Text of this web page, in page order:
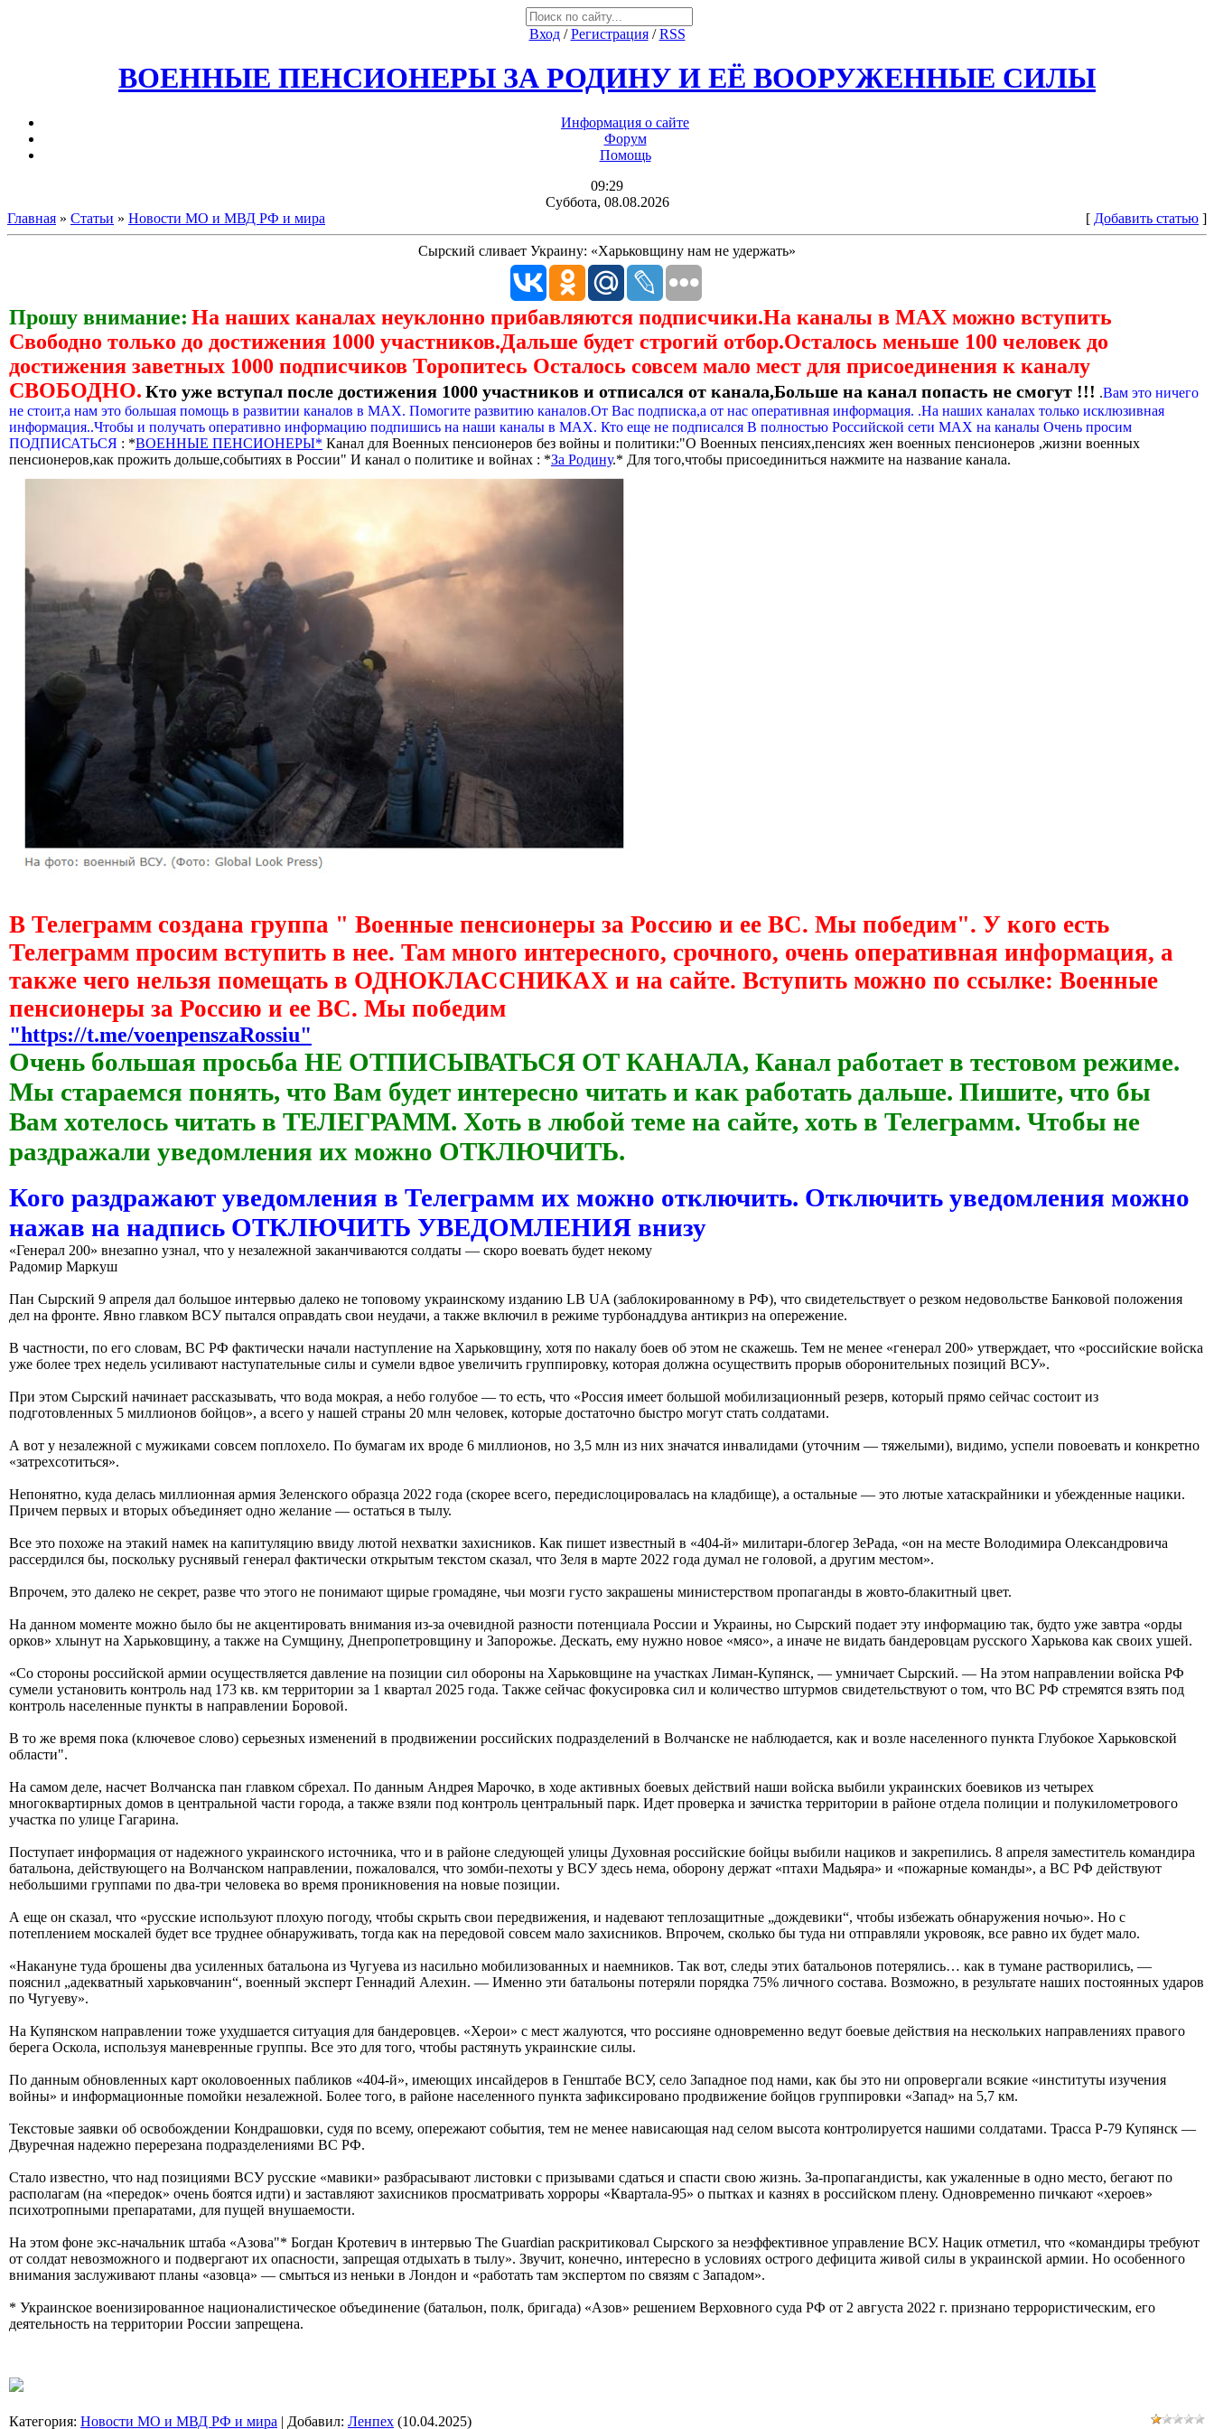
Вход/Регистрация/RSS
ВОЕННЫЕ ПЕНСИОНЕРЫ ЗА РОДИНУ И ЕЁ ВООРУЖЕННЫЕ СИЛЫ
Информация о сайте
Форум
Помощь
09:29
Суббота, 08.08.2026
Главная » Статьи » Новости МО и МВД РФ и мира [ Добавить статью ]
Сырский сливает Украину: «Харьковщину нам не удержать»
Прошу внимание: На наших каналах неуклонно прибавляются подписчики.На каналы в МАХ можно вступить
Свободно только до достижения 1000 участников.Дальше будет строгий отбор.Осталось меньше 100 человек до
достижения заветных 1000 подписчиков Торопитесь Осталось совсем мало мест для присоединения к каналу
СВОБОДНО. Кто уже вступал после достижения 1000 участников и отписался от канала,Больше на канал попасть не смогут !!! .Вам это ничего
не стоит,а нам это большая помощь в развитии каналов в МАХ. Помогите развитию каналов.От Вас подписка,а от нас оперативная информация. .На наших каналах только исклюзивная
информация..Чтобы и получать оперативно информацию подпишись на наши каналы в МАХ. Кто еще не подписался В полностью Российской сети МАХ на каналы Очень просим
ПОДПИСАТЬСЯ : *ВОЕННЫЕ ПЕНСИОНЕРЫ* Канал для Военных пенсионеров без войны и политики:"О Военных пенсиях,пенсиях жен военных пенсионеров ,жизни военных
пенсионеров,как прожить дольше,событиях в России" И канал о политике и войнах : *За Родину.* Для того,чтобы присоединиться нажмите на название канала.
В Телеграмм создана группа " Военные пенсионеры за Россию и ее ВС. Мы победим". У кого есть
Телеграмм просим вступить в нее. Там много интересного, срочного, очень оперативная информация, а
также чего нельзя помещать в ОДНОКЛАССНИКАХ и на сайте. Вступить можно по ссылке: Военные
пенсионеры за Россию и ее ВС. Мы победим
"https://t.me/voenpenszaRossiu"
Очень большая просьба НЕ ОТПИСЫВАТЬСЯ ОТ КАНАЛА, Канал работает в тестовом режиме.
Мы стараемся понять, что Вам будет интересно читать и как работать дальше. Пишите, что бы
Вам хотелось читать в ТЕЛЕГРАММ. Хоть в любой теме на сайте, хоть в Телеграмм. Чтобы не
раздражали уведомления их можно ОТКЛЮЧИТЬ.
Кого раздражают уведомления в Телеграмм их можно отключить. Отключить уведомления можно
нажав на надпись ОТКЛЮЧИТЬ УВЕДОМЛЕНИЯ внизу
«Генерал 200» внезапно узнал, что у незалежной заканчиваются солдаты — скоро воевать будет некому
Радомир Маркуш
Пан Сырский 9 апреля дал большое интервью далеко не топовому украинскому изданию LB UA (заблокированному в РФ), что свидетельствует о резком недовольстве Банковой положения
дел на фронте. Явно главком ВСУ пытался оправдать свои неудачи, а также включил в режиме турбонаддува антикриз на опережение.
В частности, по его словам, ВС РФ фактически начали наступление на Харьковщину, хотя по накалу боев об этом не скажешь. Тем не менее «генерал 200» утверждает, что «российские войска
уже более трех недель усиливают наступательные силы и сумели вдвое увеличить группировку, которая должна осуществить прорыв оборонительных позиций ВСУ».
При этом Сырский начинает рассказывать, что вода мокрая, а небо голубое — то есть, что «Россия имеет большой мобилизационный резерв, который прямо сейчас состоит из
подготовленных 5 миллионов бойцов», а всего у нашей страны 20 млн человек, которые достаточно быстро могут стать солдатами.
А вот у незалежной с мужиками совсем поплохело. По бумагам их вроде 6 миллионов, но 3,5 млн из них значатся инвалидами (уточним — тяжелыми), видимо, успели повоевать и конкретно
«затрехсотиться».
Непонятно, куда делась миллионная армия Зеленского образца 2022 года (скорее всего, передислоцировалась на кладбище), а остальные — это лютые хатаскрайники и убежденные нацики.
Причем первых и вторых объединяет одно желание — остаться в тылу.
Все это похоже на этакий намек на капитуляцию ввиду лютой нехватки захисников. Как пишет известный в «404-й» милитари-блогер ЗеРада, «он на месте Володимира Олександровича
рассердился бы, поскольку руснявый генерал фактически открытым текстом сказал, что Зеля в марте 2022 года думал не головой, а другим местом».
Впрочем, это далеко не секрет, разве что этого не понимают щирые громадяне, чьи мозги густо закрашены министерством пропаганды в жовто-блакитный цвет.
На данном моменте можно было бы не акцентировать внимания из-за очевидной разности потенциала России и Украины, но Сырский подает эту информацию так, будто уже завтра «орды
орков» хлынут на Харьковщину, а также на Сумщину, Днепропетровщину и Запорожье. Дескать, ему нужно новое «мясо», а иначе не видать бандеровцам русского Харькова как своих ушей.
«Со стороны российской армии осуществляется давление на позиции сил обороны на Харьковщине на участках Лиман-Купянск, — умничает Сырский. — На этом направлении войска РФ
сумели установить контроль над 173 кв. км территории за 1 квартал 2025 года. Также сейчас фокусировка сил и количество штурмов свидетельствуют о том, что ВС РФ стремятся взять под
контроль населенные пункты в направлении Боровой.
В то же время пока (ключевое слово) серьезных изменений в продвижении российских подразделений в Волчанске не наблюдается, как и возле населенного пункта Глубокое Харьковской
области".
На самом деле, насчет Волчанска пан главком сбрехал. По данным Андрея Марочко, в ходе активных боевых действий наши войска выбили украинских боевиков из четырех
многоквартирных домов в центральной части города, а также взяли под контроль центральный парк. Идет проверка и зачистка территории в районе отдела полиции и полукилометрового
участка по улице Гагарина.
Поступает информация от надежного украинского источника, что и в районе следующей улицы Духовная российские бойцы выбили нациков и закрепились. 8 апреля заместитель командира
батальона, действующего на Волчанском направлении, пожаловался, что зомби-пехоты у ВСУ здесь нема, оборону держат «птахи Мадьяра» и «пожарные команды», а ВС РФ действуют
небольшими группами по два-три человека во время проникновения на новые позиции.
А еще он сказал, что «русские используют плохую погоду, чтобы скрыть свои передвижения, и надевают теплозащитные „дождевики“, чтобы избежать обнаружения ночью». Но с
потеплением москалей будет все труднее обнаруживать, тогда как на передовой совсем мало захисников. Впрочем, сколько бы туда ни отправляли укровояк, все равно их будет мало.
«Накануне туда брошены два усиленных батальона из Чугуева из насильно мобилизованных и наемников. Так вот, следы этих батальонов потерялись… как в тумане растворились, —
пояснил „адекватный харьковчанин“, военный эксперт Геннадий Алехин. — Именно эти батальоны потеряли порядка 75% личного состава. Возможно, в результате наших постоянных ударов
по Чугуеву».
На Купянском направлении тоже ухудшается ситуация для бандеровцев. «Херои» с мест жалуются, что россияне одновременно ведут боевые действия на нескольких направлениях правого
берега Оскола, используя маневренные группы. Все это для того, чтобы растянуть украинские силы.
По данным обновленных карт околовоенных пабликов «404-й», имеющих инсайдеров в Генштабе ВСУ, село Западное под нами, как бы это ни опровергали всякие «институты изучения
войны» и информационные помойки незалежной. Более того, в районе населенного пункта зафиксировано продвижение бойцов группировки «Запад» на 5,7 км.
Текстовые заявки об освобождении Кондрашовки, судя по всему, опережают события, тем не менее нависающая над селом высота контролируется нашими солдатами. Трасса Р-79 Купянск —
Двуречная надежно перерезана подразделениями ВС РФ.
Стало известно, что над позициями ВСУ русские «мавики» разбрасывают листовки с призывами сдаться и спасти свою жизнь. За-пропагандисты, как ужаленные в одно место, бегают по
располагам (на «передок» очень боятся идти) и заставляют захисников просматривать хорроры «Квартала-95» о пытках и казнях в российском плену. Одновременно пичкают «хероев»
психотропными препаратами, для пущей внушаемости.
На этом фоне экс-начальник штаба «Азова"* Богдан Кротевич в интервью The Guardian раскритиковал Сырского за неэффективное управление ВСУ. Нацик отметил, что «командиры требуют
от солдат невозможного и подвергают их опасности, запрещая отдыхать в тылу». Звучит, конечно, интересно в условиях острого дефицита живой силы в украинской армии. Но особенного
внимания заслуживают планы «азовца» — смыться из неньки в Лондон и «работать там экспертом по связям с Западом».
* Украинское военизированное националистическое объединение (батальон, полк, бригада) «Азов» решением Верховного суда РФ от 2 августа 2022 г. признано террористическим, его
деятельность на территории России запрещена.
Категория: Новости МО и МВД РФ и мира | Добавил: Ленпех (10.04.2025)